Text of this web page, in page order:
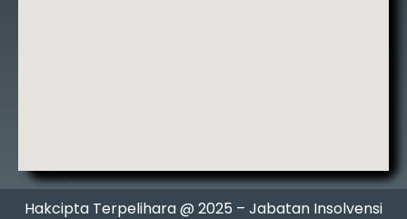
Hakcipta Terpelihara @ 2025 – Jabatan Insolvensi